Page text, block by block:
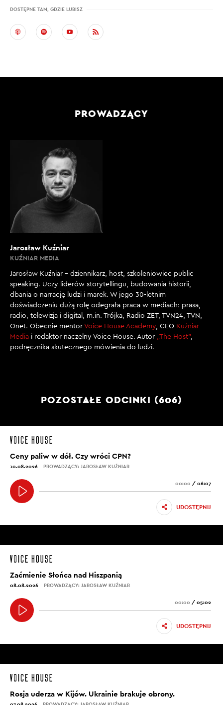
DOSTĘPNE TAM, GDZIE LUBISZ
PROWADZĄCY
Jarosław Kuźniar
KUŹNIAR MEDIA
Jarosław Kuźniar – dziennikarz, host, szkoleniowiec public
speaking. Uczy liderów storytellingu, budowania historii,
dbania o narrację ludzi i marek. W jego 30-letnim
doświadczeniu dużą rolę odegrała praca w mediach: prasa,
radio, telewizja i digital, m.in. Trójka, Radio ZET, TVN24, TVN,
Onet. Obecnie mentor Voice House Academy, CEO Kuźniar
Media i redaktor naczelny Voice House. Autor „The Host”,
podręcznika skutecznego mówienia do ludzi.
POZOSTAŁE ODCINKI (606)
Ceny paliw w dół. Czy wróci CPN?
10.08.2026 PROWADZĄCY: JAROSŁAW KUŹNIAR
00:00 / 06:07
UDOSTĘPNIJ
Zaćmienie Słońca nad Hiszpanią
08.08.2026 PROWADZĄCY: JAROSŁAW KUŹNIAR
00:00 / 05:02
UDOSTĘPNIJ
Rosja uderza w Kijów. Ukrainie brakuje obrony.